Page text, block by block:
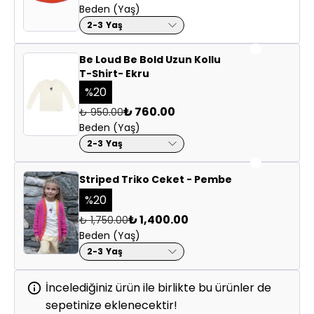
kullanmayınız.
Düz zeminde, gölgede kurutunuz.
Askıda uzun süre beklemeyiniz, formunu korumak için
katlayarak muhafaza ediniz!
Düşük ısıda, tersten ütüleyiniz. (Baskı ve nakışa dikkat!)
Tüm üretim aşamalarında özenle seçilmiş, güvenilir
imalathaneler
Kadın istihdamına öncelik veren aile atölyeleriyle iş
Çocuk işçiliğine karşı, eşitlikçi ve etik çalışma şartları
Beden (Yaş)
2-3 Yaş
Be Loud Be Bold Uzun Kollu
T-Shirt- Ekru
%20
₺ 950.00₺ 760.00
Beden (Yaş)
2-3 Yaş
Striped Triko Ceket - Pembe
%20
₺ 1,750.00₺ 1,400.00
Beden (Yaş)
2-3 Yaş
İncelediğiniz ürün ile birlikte bu ürünler de
sepetinize eklenecektir!